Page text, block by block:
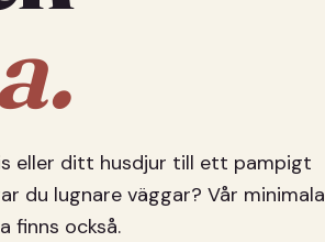
eller ditt husdjur till ett pampigt
du lugnare väggar? Vår minimala
finns också.